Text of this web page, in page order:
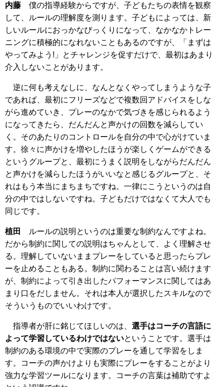
内藤 僕の指導経験からですが、子どもたちの表情を観察
して、ルールの理解度を測ります。子どもによっては、新
しいルールにおっかなびっくりになって、なかなかトレー
ニングに積極的になれないこともあるのですが、「まずは
やってみよう!」とチャレンジを促すだけで、最初はあまり
介入しないことがあります。
逆に何も考えなしに、なんとなくやってしまうような子
であれば、最初にフリーズなどで複数回アドバイスをしな
がら進めていき、プレーのなかで気づきを感じられるよう
になってきたら、だんだんと声かけの回数を減らしてい
く。そのあたりのコントロールを自分の中で心がけていま
す。徐々に声かけを増やしたほうが楽しくゲームができる
というグループと、最初にうまく説明をしながらだんだん
と声かけを減らしたほうがいいなと感じるグループと、そ
れはもう本当にまちまちですね。一律にこうというのは自
分の中ではしないですね。子どもだけではなくて大人でも
同じです。
植田
ルールの説明というのは重要な制約なんですよね。
だから制約に関しての説明はちゃんとして、よく理解させ
る。理解していないままプレーをしていると思ったらプレ
ーを止めることもある。制約に関わることは言い続けます
が、制約によって引き出したパフォーマンスに関してはあ
まり口をだしません。それは本人が選択したスキルなので
そういうものでいいわけです。
指導者が肝に銘じてほしいのは、 選手はコーチの言語に
よって学習しているわけではないということです。選手は
制約のある環境の中で実際のプレーを通して学習をしま
す。コーチの声かけよりも実際にプレーをすることがより
強力な学習ツールになります。コーチの言葉は補助ですよ